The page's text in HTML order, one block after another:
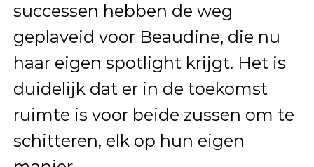
successen hebben de weg
geplaveid voor Beaudine, die nu
haar eigen spotlight krijgt. Het is
duidelijk dat er in de toekomst
ruimte is voor beide zussen om te
schitteren, elk op hun eigen